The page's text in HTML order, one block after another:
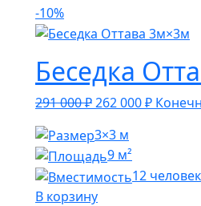
-10%
Беседка
291 000₽ Первоначальная
составляла
291
000 ₽.
262 000₽
3×3 м
9 м²
12 человек
В корзину